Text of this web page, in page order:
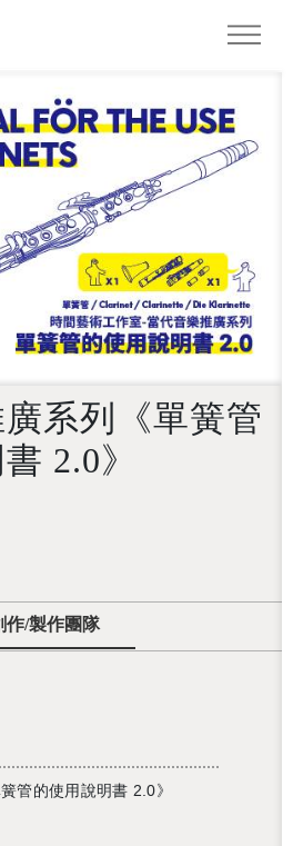
系列《單簧管
2.0》
作/製作團隊
管的使用說明書 2.0》
NTT遇見巨人